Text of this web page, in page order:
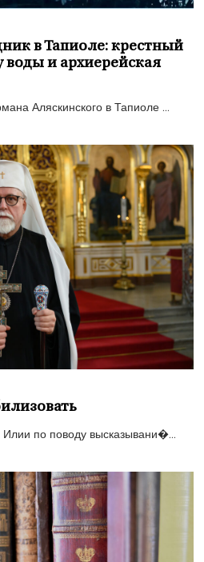
в Тапиоле: крестный
воды и архиерейская
Аляскинского в Тапиоле ...
по поводу высказывани�...